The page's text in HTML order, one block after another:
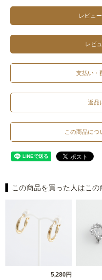
レビュ
レビ
支払い・
返品
この商品につ
この商品を買った人はこ
5,280円